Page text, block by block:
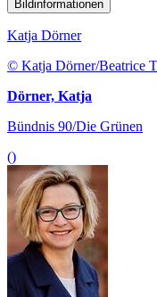
Bildinformationen
Katja Dörner
© Katja Dörner/Beatrice
Dörner, Katja
Bündnis 90/Die Grünen
()